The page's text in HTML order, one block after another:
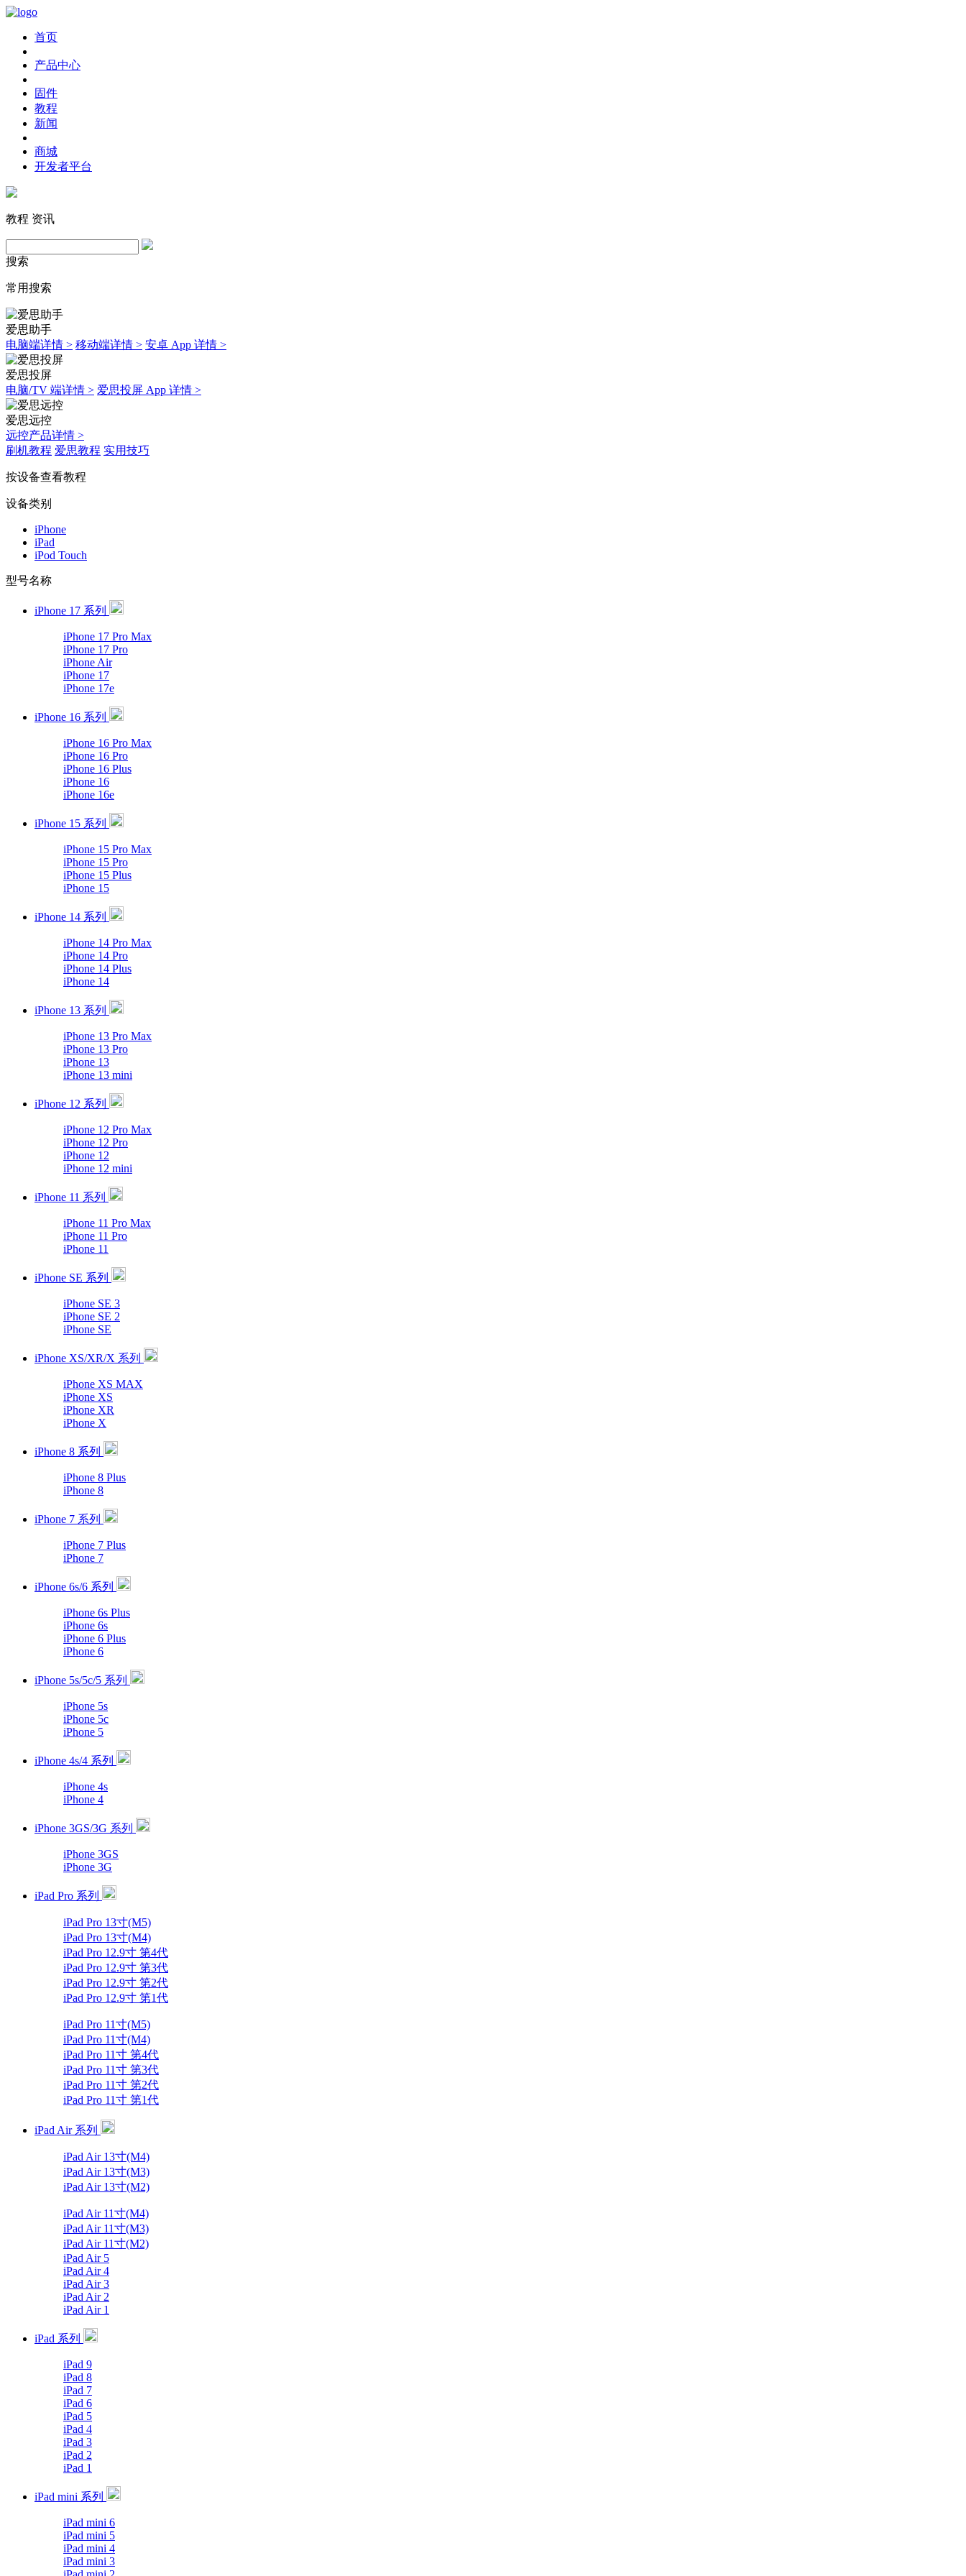
首页
产品中心
固件
教程
新闻
商城
开发者平台
教程 资讯
搜索
常用搜索
爱思助手
电脑端详情 > 移动端详情 > 安卓 App 详情 >
爱思投屏
电脑/TV 端详情 > 爱思投屏 App 详情 >
爱思远控
远控产品详情 >
刷机教程 爱思教程 实用技巧
按设备查看教程
设备类别
iPhone
iPad
iPod Touch
型号名称
iPhone 17 系列
iPhone 17 Pro Max
iPhone 17 Pro
iPhone Air
iPhone 17
iPhone 17e
iPhone 16 系列
iPhone 16 Pro Max
iPhone 16 Pro
iPhone 16 Plus
iPhone 16
iPhone 16e
iPhone 15 系列
iPhone 15 Pro Max
iPhone 15 Pro
iPhone 15 Plus
iPhone 15
iPhone 14 系列
iPhone 14 Pro Max
iPhone 14 Pro
iPhone 14 Plus
iPhone 14
iPhone 13 系列
iPhone 13 Pro Max
iPhone 13 Pro
iPhone 13
iPhone 13 mini
iPhone 12 系列
iPhone 12 Pro Max
iPhone 12 Pro
iPhone 12
iPhone 12 mini
iPhone 11 系列
iPhone 11 Pro Max
iPhone 11 Pro
iPhone 11
iPhone SE 系列
iPhone SE 3
iPhone SE 2
iPhone SE
iPhone XS/XR/X 系列
iPhone XS MAX
iPhone XS
iPhone XR
iPhone X
iPhone 8 系列
iPhone 8 Plus
iPhone 8
iPhone 7 系列
iPhone 7 Plus
iPhone 7
iPhone 6s/6 系列
iPhone 6s Plus
iPhone 6s
iPhone 6 Plus
iPhone 6
iPhone 5s/5c/5 系列
iPhone 5s
iPhone 5c
iPhone 5
iPhone 4s/4 系列
iPhone 4s
iPhone 4
iPhone 3GS/3G 系列
iPhone 3GS
iPhone 3G
iPad Pro 系列
iPad Pro 13寸(M5)
iPad Pro 13寸(M4)
iPad Pro 12.9寸 第4代
iPad Pro 12.9寸 第3代
iPad Pro 12.9寸 第2代
iPad Pro 12.9寸 第1代
iPad Pro 11寸(M5)
iPad Pro 11寸(M4)
iPad Pro 11寸 第4代
iPad Pro 11寸 第3代
iPad Pro 11寸 第2代
iPad Pro 11寸 第1代
iPad Air 系列
iPad Air 13寸(M4)
iPad Air 13寸(M3)
iPad Air 13寸(M2)
iPad Air 11寸(M4)
iPad Air 11寸(M3)
iPad Air 11寸(M2)
iPad Air 5
iPad Air 4
iPad Air 3
iPad Air 2
iPad Air 1
iPad 系列
iPad 9
iPad 8
iPad 7
iPad 6
iPad 5
iPad 4
iPad 3
iPad 2
iPad 1
iPad mini 系列
iPad mini 6
iPad mini 5
iPad mini 4
iPad mini 3